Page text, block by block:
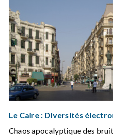
Le Caire : Diversités
Chaos apocalyptique des